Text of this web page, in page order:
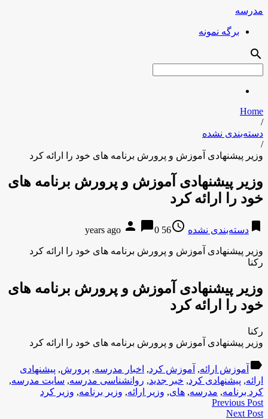
مدرسه
برگه نمونه
search
Home
/
دسته‌بندی نشده
/
وزیر پیشنهادی آموزش و پرورش برنامه های خود را ارائه کرد
وزیر پیشنهادی آموزش و پرورش برنامه های
خود را ارائه کرد
bookmark دسته‌بندی نشده access_time
56 years ago
person chat_bubble0
وزیر پیشنهادی آموزش و پرورش برنامه های خود را ارائه کرد
رکنا
وزیر پیشنهادی آموزش و پرورش برنامه های
خود را ارائه کرد
رکنا
وزیر پیشنهادی آموزش و پرورش برنامه های خود را ارائه کرد
label آموزش ارائه, آموزش کرد, اخبار مدرسه, پرورش, پیشنهادی
ارائه, پیشنهادی کرد, خبر جدید, روانشناسی مدرسه, سایت مدرسه,
کرد برنامه, مدرسه, های, وزیر ارائه, وزیر برنامه, وزیر کرد
Previous Post
Next Post